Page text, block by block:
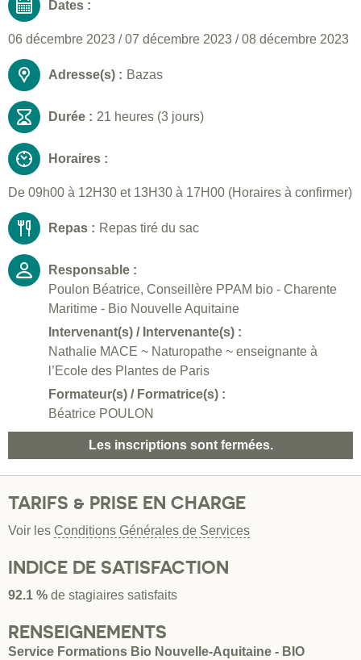
Dates :
06 décembre 2023 /07 décembre 2023 /08 décembre 2023
Adresse(s) : Bazas
Durée : 21 heures (3 jours)
Horaires :
De 09h00 à 12H30 et 13H30 à 17H00 (Horaires à confirmer)
Repas : Repas tiré du sac
Responsable :
Poulon Béatrice, Conseillère PPAM bio - Charente
Maritime - Bio Nouvelle Aquitaine
Intervenant(s) / Intervenante(s) :
Nathalie MACE ~ Naturopathe ~ enseignante à
l’Ecole des Plantes de Paris
Formateur(s) / Formatrice(s) :
Béatrice POULON
Les inscriptions sont fermées.
TARIFS & PRISE EN CHARGE
Voir les Conditions Générales de Services
INDICE DE SATISFACTION
92.1 % de stagiaires satisfaits
RENSEIGNEMENTS
Service Formations Bio Nouvelle-Aquitaine - BIO